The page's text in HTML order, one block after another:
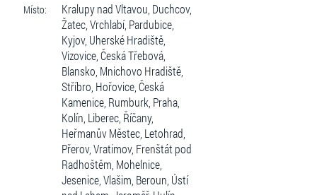
Místo:
Kralupy nad Vltavou, Duchcov,
Žatec, Vrchlabí, Pardubice,
Kyjov, Uherské Hradiště,
Vizovice, Česká Třebová,
Blansko, Mnichovo Hradiště,
Stříbro, Hořovice, Česká
Kamenice, Rumburk, Praha,
Kolín, Liberec, Říčany,
Heřmanův Městec, Letohrad,
Přerov, Vratimov, Frenštát pod
Radhoštěm, Mohelnice,
Jesenice, Vlašim, Beroun, Ústí